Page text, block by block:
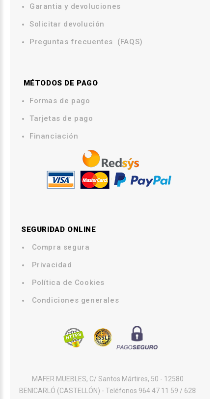
Garantia y devoluciones
Solicitar devolución
Preguntas frecuentes (FAQS)
MÉTODOS DE PAGO
Formas de pago
Tarjetas de pago
Financiación
SEGURIDAD ONLINE
Compra segura
Privacidad
Política de Cookies
Condiciones generales
MAFER MUEBLES, C/ Santos Mártires, 50 - 12580
BENICARLÓ (CASTELLÓN) - Teléfonos 964 47 11 59 / 628